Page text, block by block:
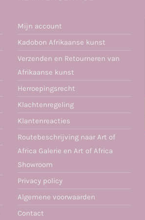
Mijn account
Kadobon Afrikaanse kunst
Verzenden en Retourneren van
Afrikaanse kunst
Herroepingsrecht
Klachtenregeling
Klantenreacties
Routebeschrijving naar Art of
Africa Galerie en Art of Africa
Showroom
Privacy policy
Algemene voorwaarden
Contact